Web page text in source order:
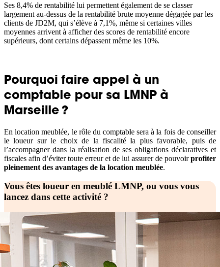
Ses 8,4% de rentabilité lui permettent également de se classer
largement au-dessus de la rentabilité brute moyenne dégagée par les
clients de JD2M, qui s’élève à 7,1%, même si certaines villes
moyennes arrivent à afficher des scores de rentabilité encore
supérieurs, dont certains dépassent même les 10%.
Pourquoi faire appel à un
comptable pour sa LMNP à
Marseille ?
En location meublée, le rôle du comptable sera à la fois de conseiller
le loueur sur le choix de la fiscalité la plus favorable, puis de
l’accompagner dans la réalisation de ses obligations déclaratives et
fiscales afin d’éviter toute erreur et de lui assurer de pouvoirprofiter
pleinement des avantages de la location meublée.
Vous êtes loueur en meublé LMNP, ou vous vous
lancez dans cette activité ?